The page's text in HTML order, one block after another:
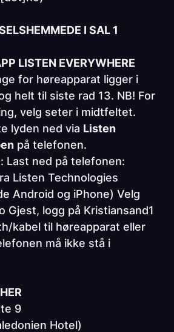
I SAL 1
LISTEN EVERYWHERE
for høreapparat ligger i
helt til siste rad 13. NB! For
velg seter i midtfeltet.
lyden ned via Listen
på telefonen.
Last ned på telefonen:
Listen Technologies
Android og iPhone) Velg
Gjest, logg på Kristiansand1
kabel til høreapparat eller
må ikke stå i
9
Hotel)